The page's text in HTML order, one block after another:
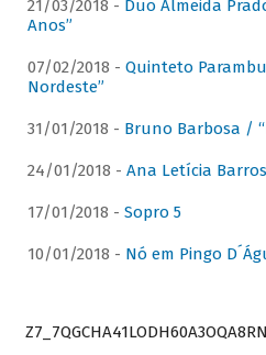
21/03/2018 - Duo Almeida
Anos”
07/02/2018 - Quinteto
Nordeste”
31/01/2018 - Bruno Barbosa /
24/01/2018 - Ana Letícia
17/01/2018 - Sopro 5
10/01/2018 - Nó em Pingo